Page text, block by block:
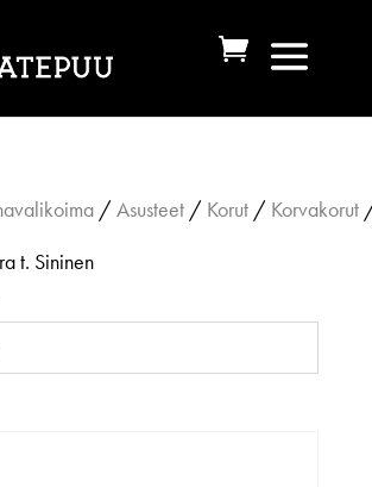
/Asusteet/ Korut/ Korvakorut/
t. Sininen